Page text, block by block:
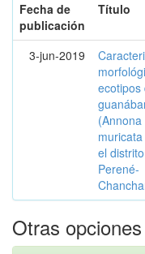
Fecha de
publicación
Título
3-jun-2019
ecotipos
(Annona
el
Perené-
Otras